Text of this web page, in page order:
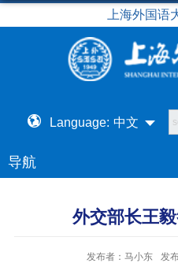
上海外国语
Language: 中文
导航
外交部长王
发布者：马小东 发